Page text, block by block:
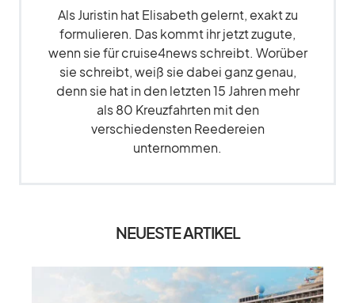
Als Juristin hat Elisabeth gelernt, exakt zu
formulieren. Das kommt ihr jetzt zugute,
wenn sie für cruise4news schreibt. Worüber
sie schreibt, weiß sie dabei ganz genau,
denn sie hat in den letzten 15 Jahren mehr
als 80 Kreuzfahrten mit den
verschiedensten Reedereien
unternommen.
NEUESTE ARTIKEL